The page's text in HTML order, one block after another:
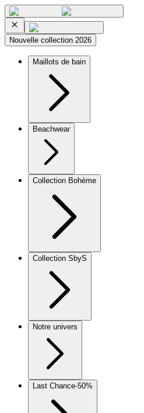
Nouvelle collection 2026
Maillots de bain
Beachwear
Collection Bohème
Collection SbyS
Notre univers
Last Chance-50%